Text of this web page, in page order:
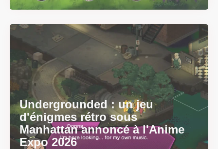
Undergrounded : un jeu
d'énigmes rétro sous
Manhattan annoncé à l'Anime
Expo 2026